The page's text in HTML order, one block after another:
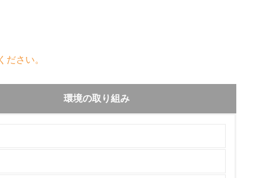
さい。
環境の取り組み